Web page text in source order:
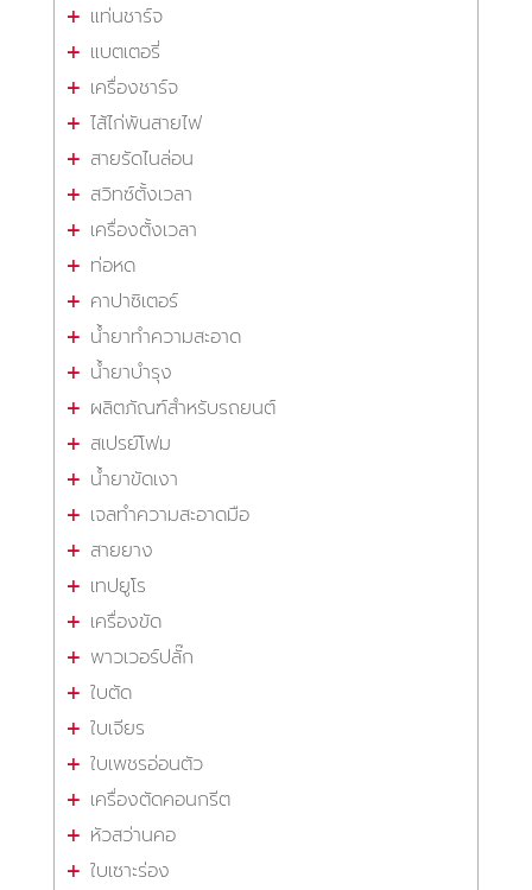
แท่นชาร์จ
แบตเตอรี่
เครื่องชาร์จ
ไส้ไก่พันสายไฟ
สายรัดไนล่อน
สวิทซ์ตั้งเวลา
เครื่องตั้งเวลา
ท่อหด
คาปาซิเตอร์
น้ำยาทำความสะอาด
น้ำยาบำรุง
ผลิตภัณฑ์สำหรับรถยนต์
สเปรย์โฟม
น้ำยาขัดเงา
เจลทำความสะอาดมือ
สายยาง
เทปยูโร
เครื่องขัด
พาวเวอร์ปลั๊ก
ใบตัด
ใบเจียร
ใบเพชรอ่อนตัว
เครื่องตัดคอนกรีต
หัวสว่านคอ
ใบเซาะร่อง